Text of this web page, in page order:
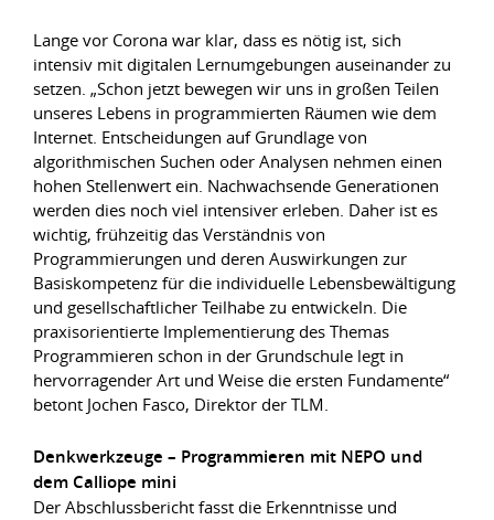
Lange vor Corona war klar, dass es nötig ist, sich
intensiv mit digitalen Lernumgebungen auseinander zu
setzen. „Schon jetzt bewegen wir uns in großen Teilen
unseres Lebens in programmierten Räumen wie dem
Internet. Entscheidungen auf Grundlage von
algorithmischen Suchen oder Analysen nehmen einen
hohen Stellenwert ein. Nachwachsende Generationen
werden dies noch viel intensiver erleben. Daher ist es
wichtig, frühzeitig das Verständnis von
Programmierungen und deren Auswirkungen zur
Basiskompetenz für die individuelle Lebensbewältigung
und gesellschaftlicher Teilhabe zu entwickeln. Die
praxisorientierte Implementierung des Themas
Programmieren schon in der Grundschule legt in
hervorragender Art und Weise die ersten Fundamente“
betont Jochen Fasco, Direktor der TLM.
Denkwerkzeuge – Programmieren mit NEPO und
dem Calliope mini
Der Abschlussbericht fasst die Erkenntnisse und